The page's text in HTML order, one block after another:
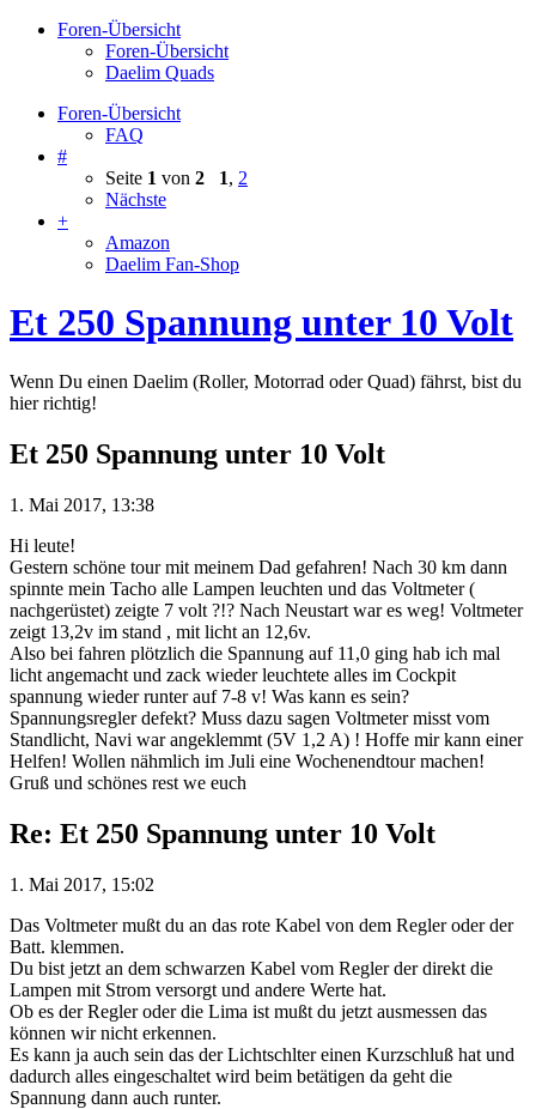
Foren-Übersicht
Foren-Übersicht
Daelim Quads
Foren-Übersicht
FAQ
#
Seite 1 von 2 1, 2
Nächste
+
Amazon
Daelim Fan-Shop
Et 250 Spannung unter 10 Volt
Wenn Du einen Daelim (Roller, Motorrad oder Quad) fährst, bist du
hier richtig!
Et 250 Spannung unter 10 Volt
1. Mai 2017, 13:38
Hi leute!
Gestern schöne tour mit meinem Dad gefahren! Nach 30 km dann
spinnte mein Tacho alle Lampen leuchten und das Voltmeter (
nachgerüstet) zeigte 7 volt ?!? Nach Neustart war es weg! Voltmeter
zeigt 13,2v im stand , mit licht an 12,6v.
Also bei fahren plötzlich die Spannung auf 11,0 ging hab ich mal
licht angemacht und zack wieder leuchtete alles im Cockpit
spannung wieder runter auf 7-8 v! Was kann es sein?
Spannungsregler defekt? Muss dazu sagen Voltmeter misst vom
Standlicht, Navi war angeklemmt (5V 1,2 A) ! Hoffe mir kann einer
Helfen! Wollen nähmlich im Juli eine Wochenendtour machen!
Gruß und schönes rest we euch
Re: Et 250 Spannung unter 10 Volt
1. Mai 2017, 15:02
Das Voltmeter mußt du an das rote Kabel von dem Regler oder der
Batt. klemmen.
Du bist jetzt an dem schwarzen Kabel vom Regler der direkt die
Lampen mit Strom versorgt und andere Werte hat.
Ob es der Regler oder die Lima ist mußt du jetzt ausmessen das
können wir nicht erkennen.
Es kann ja auch sein das der Lichtschlter einen Kurzschluß hat und
dadurch alles eingeschaltet wird beim betätigen da geht die
Spannung dann auch runter.